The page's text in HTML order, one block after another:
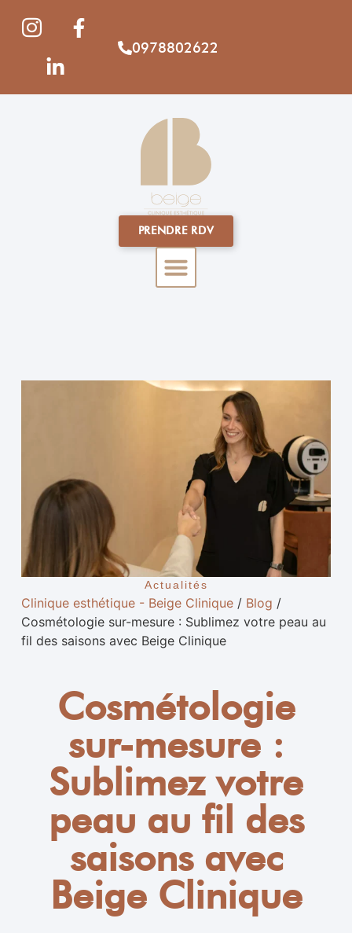
0978802622
PRENDRE RDV
Actualités
Clinique esthétique - Beige Clinique/ Blog /
Cosmétologie sur-mesure : Sublimez votre peau au
fil des saisons avec Beige Clinique
Cosmétologie
sur-mesure :
Sublimez votre
peau au fil des
saisons avec
Beige Clinique